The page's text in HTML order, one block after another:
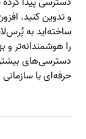
و تدوین کنید.
ساخته‌اید به
را هوشمندانه‌تر و
دسترسی‌های
حرفه‌ای یا سازمانی